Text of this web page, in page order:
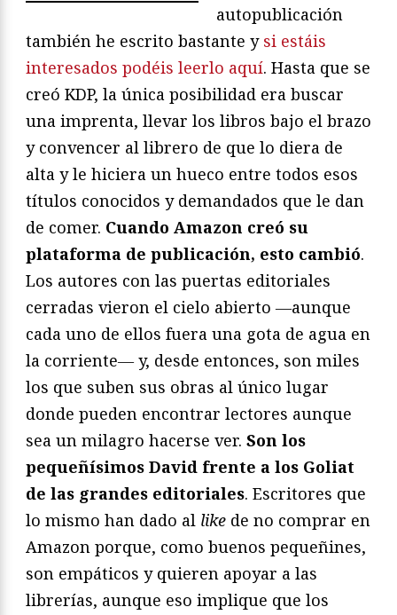
autopublicación
también he escrito bastante y si estáis
interesados podéis leerlo aquí. Hasta que se
creó KDP, la única posibilidad era buscar
una imprenta, llevar los libros bajo el brazo
y convencer al librero de que lo diera de
alta y le hiciera un hueco entre todos esos
títulos conocidos y demandados que le dan
de comer. Cuando Amazon creó su
plataforma de publicación, esto cambió.
Los autores con las puertas editoriales
cerradas vieron el cielo abierto ―aunque
cada uno de ellos fuera una gota de agua en
la corriente― y, desde entonces, son miles
los que suben sus obras al único lugar
donde pueden encontrar lectores aunque
sea un milagro hacerse ver. Son los
pequeñísimos David frente a los Goliat
de las grandes editoriales. Escritores que
lo mismo han dado al like de no comprar en
Amazon porque, como buenos pequeñines,
son empáticos y quieren apoyar a las
librerías, aunque eso implique que los